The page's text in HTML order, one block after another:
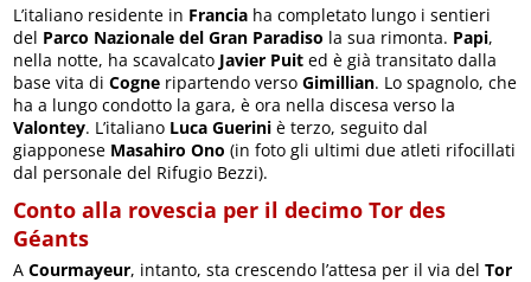
L’italiano residente in Francia ha completato lungo i sentieri
del Parco Nazionale del Gran Paradiso la sua rimonta. Papi,
nella notte, ha scavalcato Javier Puit ed è già transitato dalla
base vita diCogne ripartendo versoGimillian. Lo spagnolo, che
ha a lungo condotto la gara, è ora nella discesa verso la
Valontey. L’italiano Luca Guerini è terzo, seguito dal
giapponese Masahiro Ono(in foto gli ultimi due atleti rifocillati
dal personale del Rifugio Bezzi).
Conto alla rovescia per il decimo Tor des
Géants
ACourmayeur, intanto, sta crescendo l’attesa per il via delTor